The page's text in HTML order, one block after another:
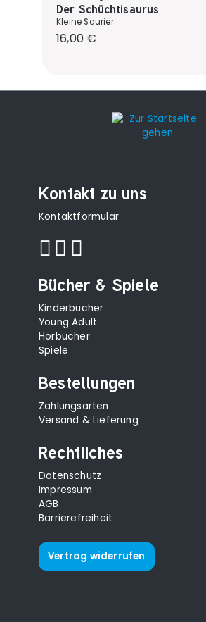
Der Schüchtisaurus
Kleine Saurier
Regulärer Preis:
16,00 €
Kontakt zu uns
Kontaktformular
Bücher & Spiele
Kinderbücher
Young Adult
Hörbücher
Spiele
Bestellungen
Zahlungsarten
Versand & Lieferung
Rechtliches
Datenschutz
Impressum
AGB
Barrierefreiheit
Vertrag widerrufen